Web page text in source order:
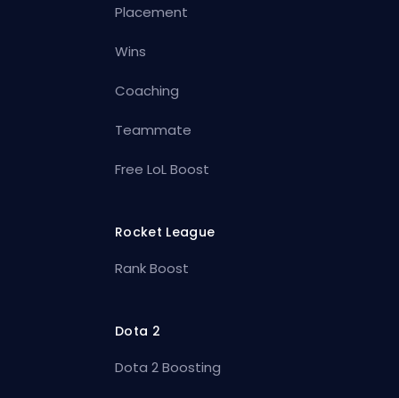
Placement
Wins
Coaching
Teammate
Free LoL Boost
Rocket League
Rank Boost
Dota 2
Dota 2 Boosting